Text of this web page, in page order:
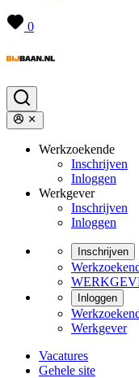
0
Werkzoekende
Inschrijven
Inloggen
Werkgever
Inschrijven
Inloggen
Inschrijven
Inloggen
Werkgever
Vacatures
Gehele site